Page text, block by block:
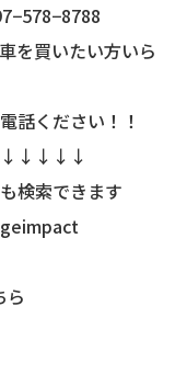
を買いたい方いら
話ください！！
ね↓↓↓↓↓
検索できます
ら